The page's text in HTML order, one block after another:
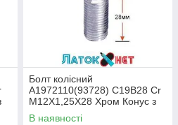
Болт колісний
A1972110(93728) C19B28 Cr
M12X1,25X28 Хром Конус з
виступом ключ 19 мм
В наявності